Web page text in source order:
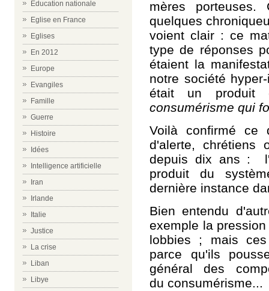
Education nationale
Eglise en France
Eglises
En 2012
Europe
Evangiles
Famille
Guerre
Histoire
Idées
Intelligence artificielle
Iran
Irlande
Italie
Justice
La crise
Liban
Libye
mères
quelques
voient clair : ce
type de réponses
étaient la
notre société
était un produit
consumérisme qui
Voilà confirmé ce
d'alerte, chrétiens
depuis dix ans :
produit du
dernière instance
Bien entendu
exemple la
lobbies ; mais
parce qu'ils
général des
du consumérisme...